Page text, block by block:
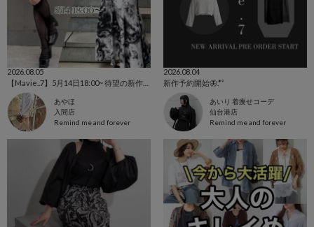
2026.08.05
あやほ
入間店
Remind me and forever
2026.08.04
新作予約開始🦋.*˚
あいり 着痩せコーデ
仙台港店
Remind me and forever